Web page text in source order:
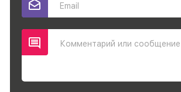
Email
Комментарий или сообщение